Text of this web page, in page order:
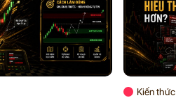
Kiến